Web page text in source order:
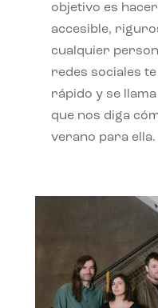
objetivo es
accesible,
cualquier
redes sociales
rápido y se
que nos diga
verano para ella.